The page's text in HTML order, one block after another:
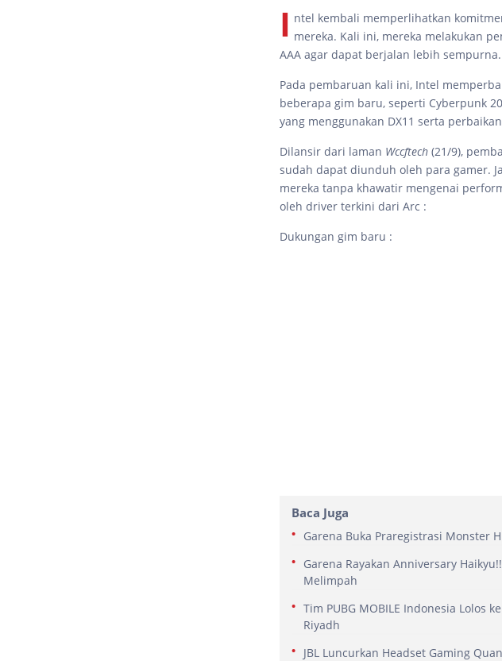
I ntel kembali memperlihatkan
mereka. Kali ini, mereka melakukan
AAA agar dapat berjalan lebih sempurna.
Pada pembaruan kali ini, Intel
beberapa gim baru, seperti Cyberpunk
yang menggunakan DX11 serta
Dilansir dari laman Wccftech (21/9),
sudah dapat diunduh oleh para gamer.
mereka tanpa khawatir mengenai
oleh driver terkini dari Arc :
Dukungan gim baru :
Baca Juga
Garena Buka Praregistrasi Monster
Garena Rayakan Anniversary
Melimpah
Tim PUBG MOBILE Indonesia Lolos
Riyadh
JBL Luncurkan Headset Gaming